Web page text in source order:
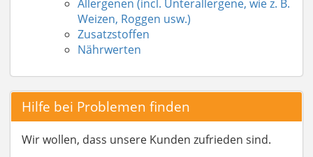
Allergenen (incl. Unterallergene, wie z. B.
Weizen, Roggen usw.)
Zusatzstoffen
Nährwerten
Hilfe bei Problemen finden
Wir wollen, dass unsere Kunden zufrieden sind.